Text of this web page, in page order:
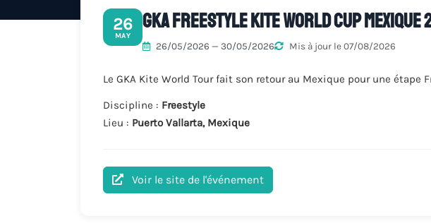
26
MAY
GKA Freestyle Kite World Cup Mexique
26/05/2026 — 30/05/2026 Mis à jour le 07/08/2026
Le GKA Kite World Tour fait son retour au Mexique pour une étape
Discipline : Freestyle
Lieu : Puerto Vallarta, Mexique
Voir le site de l'événement